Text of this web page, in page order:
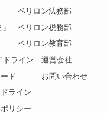
ベリロン法務部
ベリロン税務部
ベリロン教育部
ドライン
ド
ライン
リシー
運営会社
お問い合わせ